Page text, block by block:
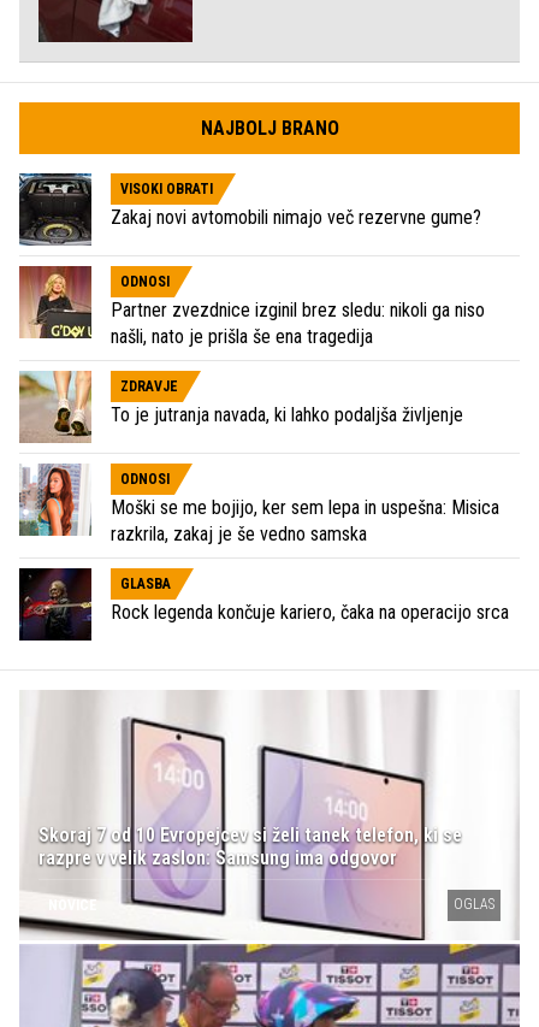
NAJBOLJ BRANO
VISOKI OBRATI
Zakaj novi avtomobili nimajo več rezervne gume?
ODNOSI
Partner zvezdnice izginil brez sledu: nikoli ga niso
našli, nato je prišla še ena tragedija
ZDRAVJE
To je jutranja navada, ki lahko podaljša življenje
ODNOSI
Moški se me bojijo, ker sem lepa in uspešna: Misica
razkrila, zakaj je še vedno samska
GLASBA
Rock legenda končuje kariero, čaka na operacijo srca
Skoraj 7 od 10 Evropejcev si želi tanek telefon, ki se
razpre v velik zaslon: Samsung ima odgovor
OGLAS